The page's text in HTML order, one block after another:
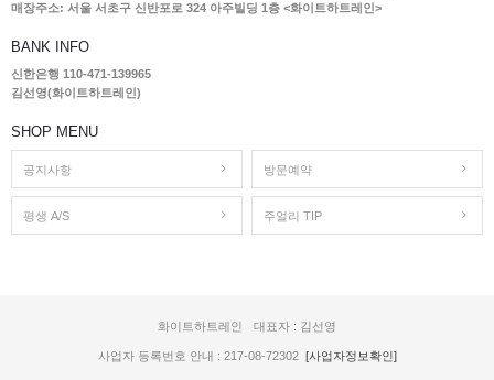
매장주소: 서울 서초구 신반포로 324 아주빌딩 1층 <화이트하트레인>
BANK INFO
신한은행 110-471-139965
김선영(화이트하트레인)
SHOP MENU
공지사항 방문예약
평생 A/S 주얼리 TIP
화이트하트레인 대표자 : 김선영
사업자 등록번호 안내 : 217-08-72302 [사업자정보확인]